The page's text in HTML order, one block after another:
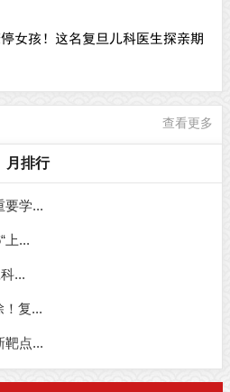
女孩！这名复旦儿科医生探亲期
查看更多
月排行